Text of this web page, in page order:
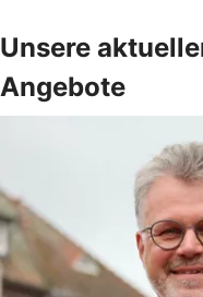
Unsere
Angebote